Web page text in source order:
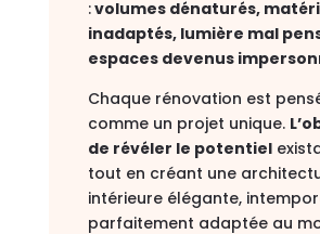
:volumes dénaturés,
inadaptés, lumière mal
espaces devenus
Chaque rénovation est
comme un projet unique.
de révéler le potentiel
tout en créant une
intérieure élégante,
parfaitement adaptée au